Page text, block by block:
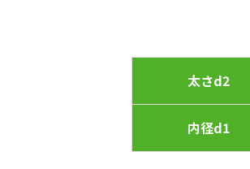
太さd2
内径d1